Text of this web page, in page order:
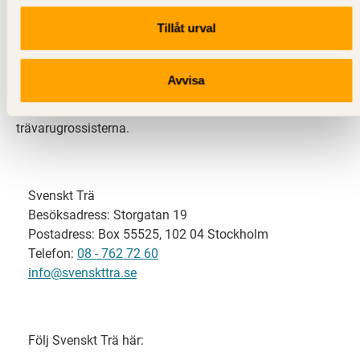
Tillåt urval
Avvisa
Svenskt Trä representerar svensk sågverksindustri
och är en del av branschorganisationen
svensk limträ-, KL-trä- och förpackningsindustri samt
trävarugrossisterna.
Svenskt Trä
Besöksadress: Storgatan 19
Postadress: Box 55525, 102 04 Stockholm
Telefon: 08 - 762 72 60
info@svenskttra.se
Följ Svenskt Trä här: